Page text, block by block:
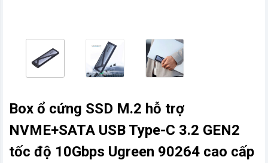
Box ổ cứng SSD M.2 hỗ trợ
NVME+SATA USB Type-C 3.2 GEN2
tốc độ 10Gbps Ugreen 90264 cao cấp